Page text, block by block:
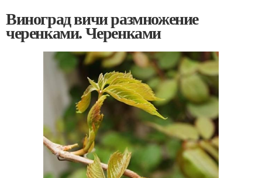
Виноград вичи размножение
черенками. Черенками